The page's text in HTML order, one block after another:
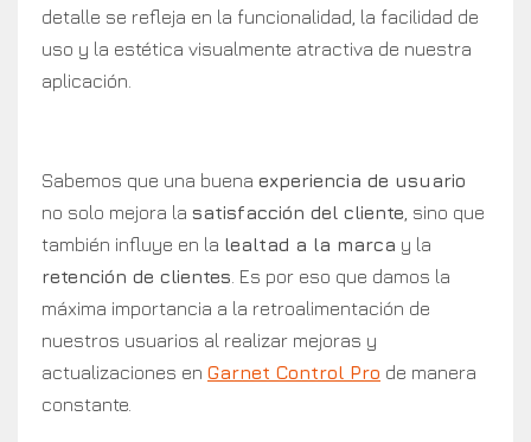
detalle se refleja en la funcionalidad, la facilidad de
uso y la estética visualmente atractiva de nuestra
aplicación.
Sabemos que una buena experiencia de usuario
no solo mejora la satisfacción del cliente , sino que
también influye en la lealtad a la marca y la
retención de clientes . Es por eso que damos la
máxima importancia a la retroalimentación de
nuestros usuarios al realizar mejoras y
actualizaciones en Garnet Control Pro de manera
constante.